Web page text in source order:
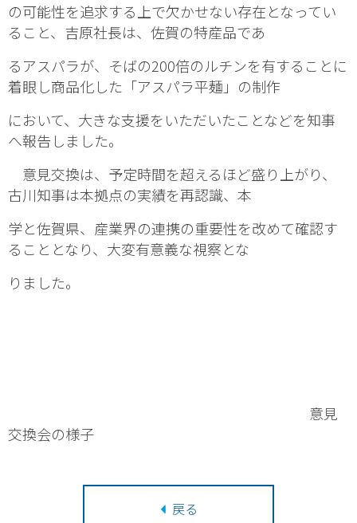
の可能性を追求する上で欠かせない存在となってい
ること、吉原社長は、佐賀の特産品であ
るアスパラが、そばの200倍のルチンを有することに
着眼し商品化した「アスパラ平麺」の制作
において、大きな支援をいただいたことなどを知事
へ報告しました。
意見交換は、予定時間を超えるほど盛り上がり、
古川知事は本拠点の実績を再認識、本
学と佐賀県、産業界の連携の重要性を改めて確認す
ることとなり、大変有意義な視察とな
りました。
意見
交換会の様子
戻る